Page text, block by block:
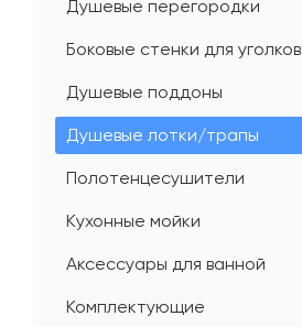
Душевые перегородки
Боковые стенки для уголков
Душевые поддоны
Душевые лотки/трапы
Полотенцесушители
Кухонные мойки
Аксессуары для ванной
Комплектующие